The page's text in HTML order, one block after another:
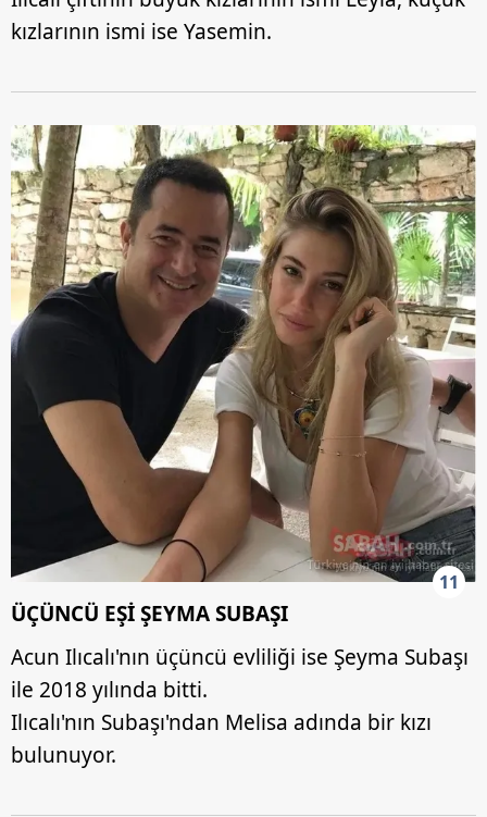
kızlarının ismi ise Yasemin.
11
ÜÇÜNCÜ EŞİ ŞEYMA SUBAŞI
Acun Ilıcalı'nın üçüncü evliliği ise Şeyma Subaşı
ile 2018 yılında bitti.
Ilıcalı'nın Subaşı'ndan Melisa adında bir kızı
bulunuyor.